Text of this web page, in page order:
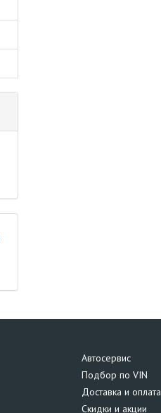
Автосервис
Подбор по VIN
Доставка и оплата
Скидки и акции